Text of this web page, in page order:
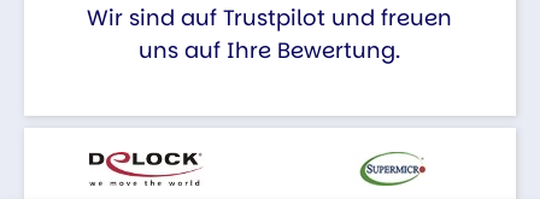
Wir sind auf Trustpilot und freuen
uns auf Ihre Bewertung.